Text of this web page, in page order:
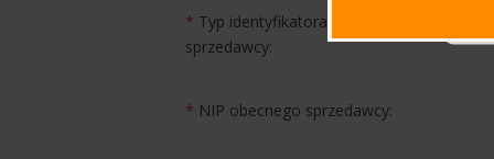
* Typ identyfikatora podatkowego
sprzedawcy:
* NIP obecnego sprzedawcy: